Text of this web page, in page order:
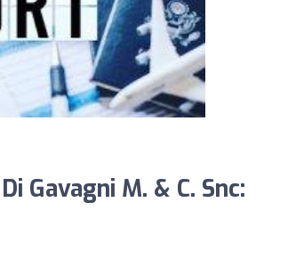
Gavagni M. & C. Snc: